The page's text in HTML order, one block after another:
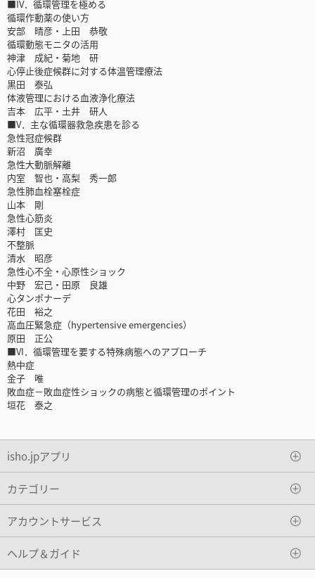
■IV．循環管理を極める
循環作動薬の使い方
安部 晴彦・上田 恭敬
循環動態モニタの活用
神津 成紀・菊地 研
心停止後症候群に対する体温管理療法
黒田 泰弘
体液管理における血液浄化療法
吉本 広平・土井 研人
■V．主な循環器救急疾患を診る
急性冠症候群
新沼 廣幸
急性大動脈解離
内室 智也・高梨 秀一郎
急性肺血栓塞栓症
山本 剛
急性心筋炎
澤村 匡史
不整脈
清水 昭彦
急性心不全・心原性ショック
中野 宏己・田原 良雄
心タンポナーデ
花田 裕之
高血圧緊急症（hypertensive emergencies）
原田 正公
■VI．循環管理を要する特殊病態へのアプローチ
熱中症
金子 唯
敗血症－敗血症性ショックの病態と循環管理のポイント
垣花 泰之
isho.jpアプリ
カテゴリー
アカウントサービス
ヘルプ＆ガイド